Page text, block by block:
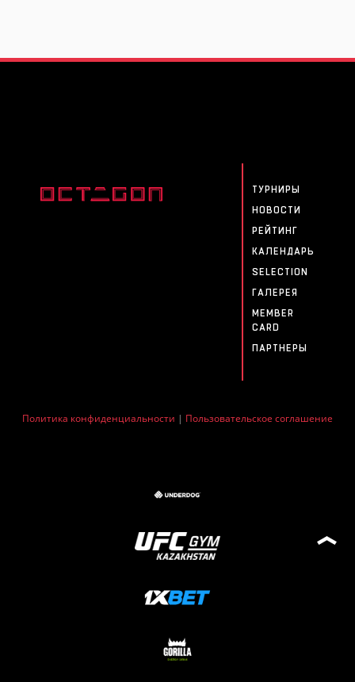
ТУРНИРЫ
НОВОСТИ
РЕЙТИНГ
КАЛЕНДАРЬ
SELECTION
ГАЛЕРЕЯ
MEMBER
CARD
ПАРТНЕРЫ
Политика конфиденциальности | Пользовательское соглашение